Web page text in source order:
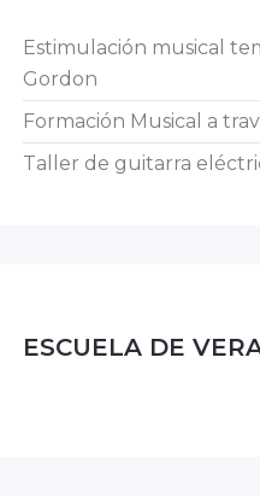
Estimulación musical
Gordon
Formación Musical a
Taller de guitarra
ESCUELA DE